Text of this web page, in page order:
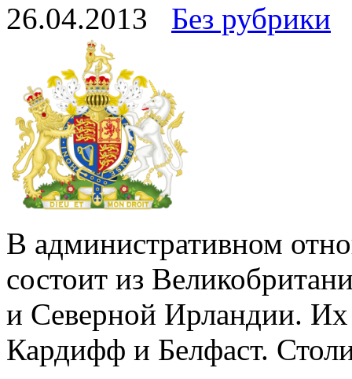
26.04.2013 Без рубрики
В административном
состоит из
и Северной Ирландии.
Кардифф и Белфаст.